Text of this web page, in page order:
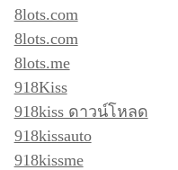
8lots.com
8lots.com
8lots.me
918Kiss
918kiss ดาวน์โหลด
918kissauto
918kissme